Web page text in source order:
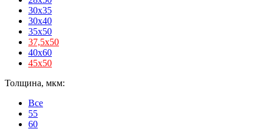
30x35
30x40
35x50
37,5х50
40x60
45х50
Толщина, мкм:
Все
55
60